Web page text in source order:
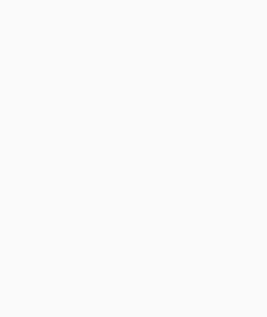
— bu taahhüdümüz.
ev ziyareti yapmıyoruz.